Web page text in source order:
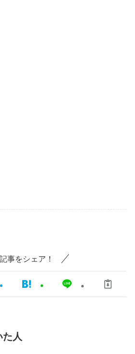
記事をシェア！
人